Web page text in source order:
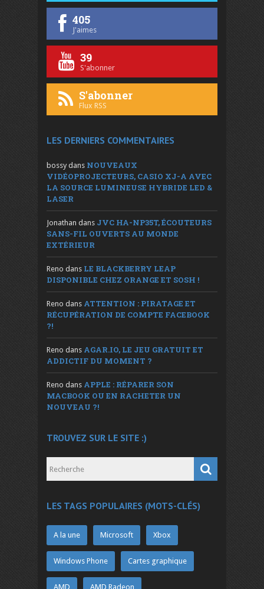
405
J'aimes
39
S'abonner
S'abonner
Flux RSS
LES DERNIERS COMMENTAIRES
bossy dans NOUVEAUX
VIDÉOPROJECTEURS, CASIO XJ-A AVEC
LA SOURCE LUMINEUSE HYBRIDE LED &
LASER
Jonathan dans JVC HA-NP35T, ÉCOUTEURS
SANS-FIL OUVERTS AU MONDE
EXTÉRIEUR
Reno dans LE BLACKBERRY LEAP
DISPONIBLE CHEZ ORANGE ET SOSH !
Reno dans ATTENTION : PIRATAGE ET
RÉCUPÉRATION DE COMPTE FACEBOOK
?!
Reno dans AGAR.IO, LE JEU GRATUIT ET
ADDICTIF DU MOMENT ?
Reno dans APPLE : RÉPARER SON
MACBOOK OU EN RACHETER UN
NOUVEAU ?!
TROUVEZ SUR LE SITE :)
LES TAGS POPULAIRES (MOTS-CLÉS)
A la une Microsoft Xbox
Windows Phone Cartes graphique
AMD AMD Radeon